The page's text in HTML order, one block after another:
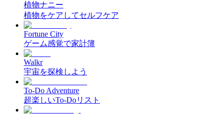
植物ナニー
植物をケアしてセルフケア
Fortune City
ゲーム感覚で家計簿
Walkr
宇宙を探検しよう
To-Do Adventure
超楽しいTo-Doリスト